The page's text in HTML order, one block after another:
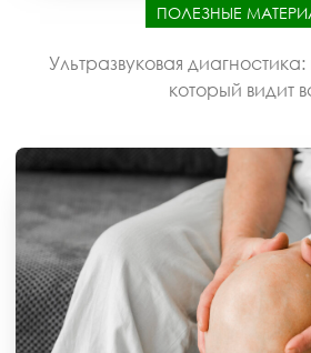
ПОЛЕЗНЫЕ
Ультразвуковая
который видит